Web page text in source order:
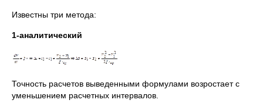
Известны три метода:
1-аналитический
Точность расчетов выведенными формулами возростает с
уменьшением расчетных интервалов.